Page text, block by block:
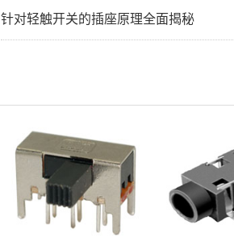
针对轻触开关的插座原理全面揭秘